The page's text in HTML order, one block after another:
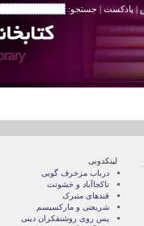
|پادکست | جستجو:
لینکدونی
درباب مزخرف گویی
ناکجاآباد و خشونت
قندهای متبرک
شریعتی و مارکسیسم
پس روی روشنفکران دینی